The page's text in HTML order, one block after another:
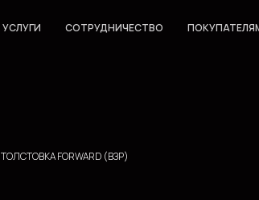
УСЛУГИ СОТРУДНИЧЕСТВО
ТОЛСТОВКА FORWARD (ВЗР)